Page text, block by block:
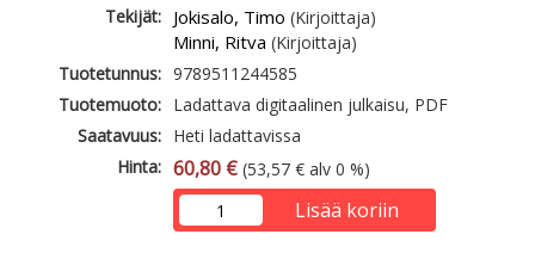
Tekijät: Jokisalo, Timo (Kirjoittaja)
Minni, Ritva (Kirjoittaja)
Tuotetunnus: 9789511244585
Tuotemuoto: Ladattava digitaalinen julkaisu, PDF
Saatavuus: Heti ladattavissa
Hinta: 60,80 € (53,57 € alv 0 %)
Lisää koriin